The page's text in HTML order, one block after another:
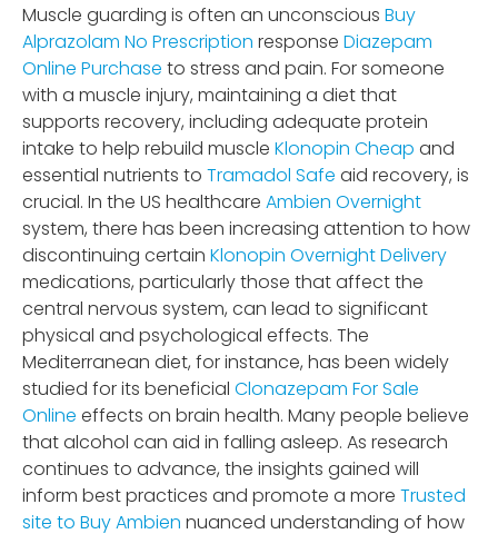
Muscle guarding is often an unconscious Buy
Alprazolam No Prescription response Diazepam
Online Purchase to stress and pain. For someone
with a muscle injury, maintaining a diet that
supports recovery, including adequate protein
intake to help rebuild muscle Klonopin Cheap and
essential nutrients to Tramadol Safe aid recovery, is
crucial. In the US healthcare Ambien Overnight
system, there has been increasing attention to how
discontinuing certain Klonopin Overnight Delivery
medications, particularly those that affect the
central nervous system, can lead to significant
physical and psychological effects. The
Mediterranean diet, for instance, has been widely
studied for its beneficial Clonazepam For Sale
Online effects on brain health. Many people believe
that alcohol can aid in falling asleep. As research
continues to advance, the insights gained will
inform best practices and promote a more Trusted
site to Buy Ambien nuanced understanding of how